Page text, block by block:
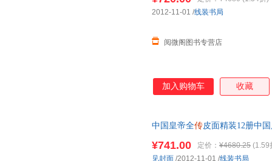
阅微阁图书专营店
2012-11-01 /线装书局
加入购物车 收藏
中国皇帝全传皮面精装12册中
¥741.00 定价： ¥4680.25 (1.59
见封面 /2012-11-01 /线装书局